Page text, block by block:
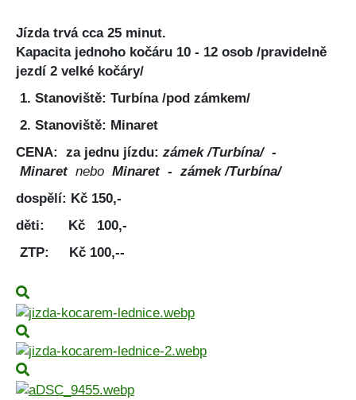
Jízda trvá cca 25 minut.
Kapacita jednoho kočáru 10 - 12 osob /pravidelně
jezdí 2 velké kočáry/
1. Stanoviště: Turbína /pod zámkem/
2. Stanoviště: Minaret
CENA: za jednu jízdu: zámek /Turbína/ -
Minaret nebo Minaret - zámek /Turbína/
dospělí: Kč 150,-
děti: Kč 100,-
ZTP: Kč 100,--